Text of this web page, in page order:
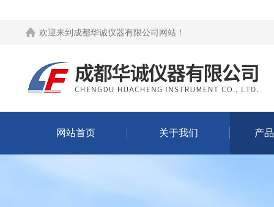
欢迎来到 成都华诚仪器有限公司网站 ！
网站首页 关于我们 产